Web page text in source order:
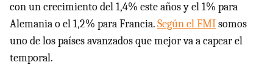
con un crecimiento del 1,4% este años y el 1% para
Alemania o el 1,2% para Francia.Según el FMIsomos
uno de los países avanzados que mejor va a capear el
temporal.